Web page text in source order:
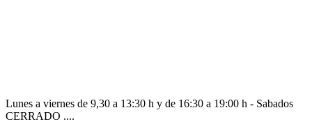
Lunes a viernes de 9,30 a 13:30 h y de 16:30 a 19:00 h - Sabados
CERRADO ....